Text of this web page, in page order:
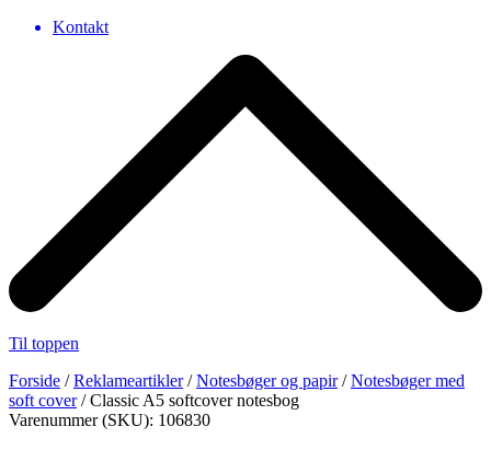
Kontakt
Til toppen
Forside /Reklameartikler/Notesbøger og papir/Notesbøger med
soft cover/ Classic A5 softcover notesbog
Varenummer (SKU): 106830